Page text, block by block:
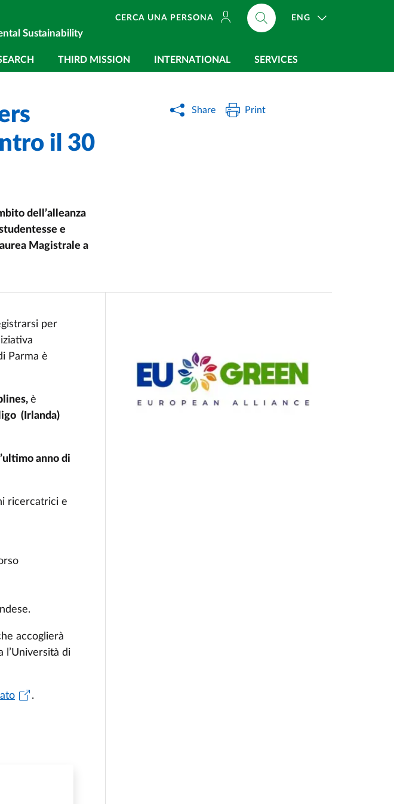
Sustainability
CERCA UNA PERSONA ENG
THIRD MISSION INTERNATIONAL SERVICES
il 30
dell’alleanza
e
Magistrale a
Share Print
per
Parma è
è
(Irlanda)
anno di
ricercatrici e
accoglierà
l’Università di
.